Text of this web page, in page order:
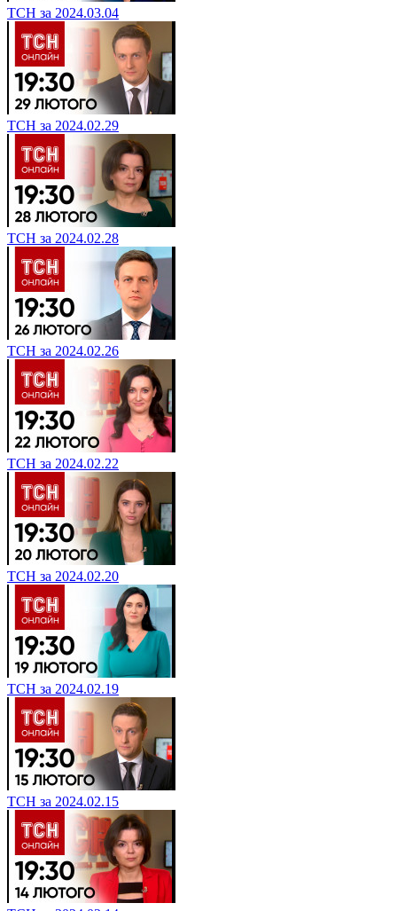
ТСН за 2024.03.04
ТСН за 2024.02.29
ТСН за 2024.02.28
ТСН за 2024.02.26
ТСН за 2024.02.22
ТСН за 2024.02.20
ТСН за 2024.02.19
ТСН за 2024.02.15